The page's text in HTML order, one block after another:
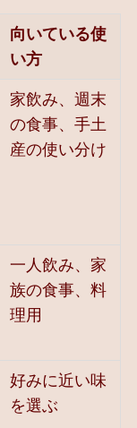
向いている使
い方
家飲み、週末
の食事、手土
産の使い分け
一人飲み、家
族の食事、料
理用
好みに近い味
を選ぶ